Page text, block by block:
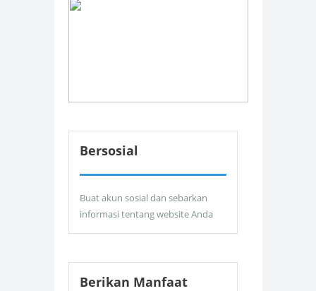
Bersosial
Buat akun sosial dan sebarkan
informasi tentang website Anda
Berikan Manfaat